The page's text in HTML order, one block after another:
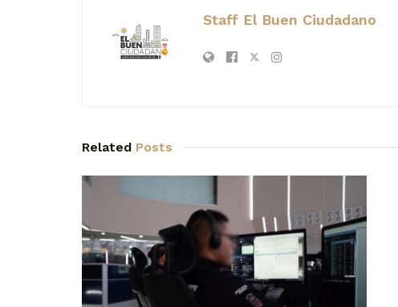
Staff El Buen Ciudadano
Related Posts